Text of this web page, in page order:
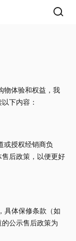
物体验和权益，我
下内容：
或授权经销商负
后政策，以便更好
具体保修条款（如
公示售后政策为